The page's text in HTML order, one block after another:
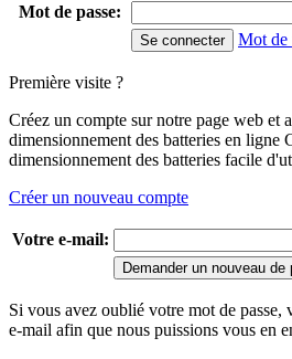
Mot de passe:
Mot de
Première visite ?
Créez un compte sur notre page web et
dimensionnement des batteries en ligne
dimensionnement des batteries facile
Créer un nouveau compte
Votre e-mail:
Demander un nouveau de
Si vous avez oublié votre mot de passe,
e-mail afin que nous puissions vous en